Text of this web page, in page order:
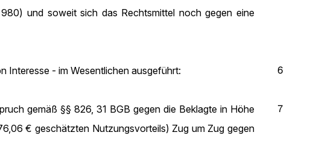
und soweit sich das Rechtsmittel noch gegen eine
6
Interesse - im Wesentlichen ausgeführt:
7
gemäß §§ 826, 31 BGB gegen die Beklagte in Höhe
€ geschätzten Nutzungsvorteils) Zug um Zug gegen